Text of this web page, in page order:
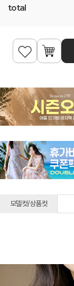
total
모델컷/상품컷